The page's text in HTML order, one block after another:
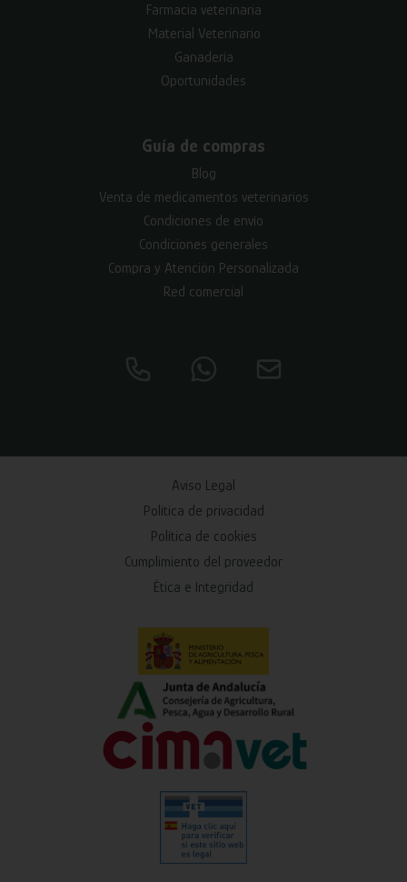
Farmacia veterinaria
Material Veterinario
Ganadería
Oportunidades
Guía de compras
Blog
Venta de medicamentos veterinarios
Condiciones de envío
Condiciones generales
Compra y Atención Personalizada
Red comercial
Aviso Legal
Política de privacidad
Política de cookies
Cumplimiento del proveedor
Ética e Integridad